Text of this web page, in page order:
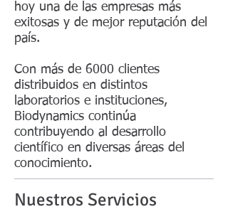
hoy una de las empresas más
exitosas y de mejor reputación del
país.
Con más de 6000 clientes
distribuidos en distintos
laboratorios e instituciones,
Biodynamics continúa
contribuyendo al desarrollo
científico en diversas áreas del
conocimiento.
Nuestros Servicios